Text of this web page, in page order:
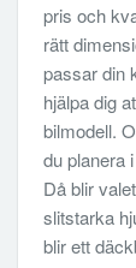
pris och
rätt
passar din
hjälpa dig
bilmodell.
du planera
Då blir
slitstarka
blir ett